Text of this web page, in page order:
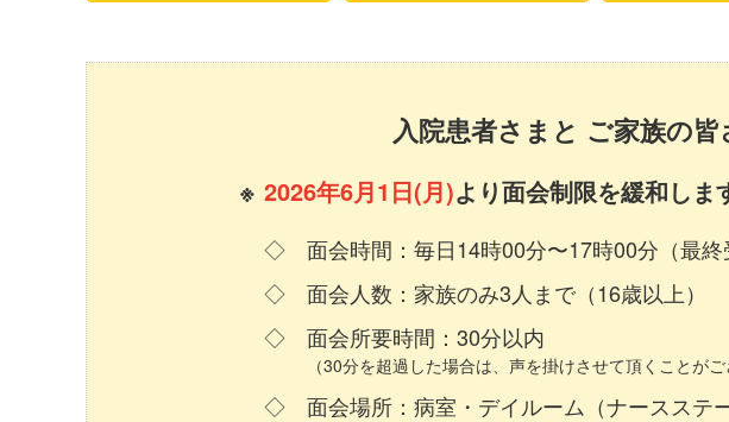
入院患者さまと ご家族の
2026年6月1日(月)より面会制限を緩和しま
面会時間：毎日14時00分〜17時00分（最終
面会人数：家族のみ3人まで（16歳以上）
面会所要時間：30分以内
（30分を超過した場合は、声を掛けさせて頂くことがご
面会場所：病室・デイルーム（ナースステ